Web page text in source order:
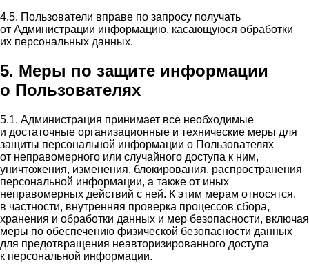
4.5. Пользователи вправе по запросу получать
от Администрации информацию, касающуюся обработки
их персональных данных.
5. Меры по защите информации
о Пользователях
5.1. Администрация принимает все необходимые
и достаточные организационные и технические меры для
защиты персональной информации о Пользователях
от неправомерного или случайного доступа к ним,
уничтожения, изменения, блокирования, распространения
персональной информации, а также от иных
неправомерных действий с ней. К этим мерам относятся,
в частности, внутренняя проверка процессов сбора,
хранения и обработки данных и мер безопасности, включая
меры по обеспечению физической безопасности данных
для предотвращения неавторизированного доступа
к персональной информации.